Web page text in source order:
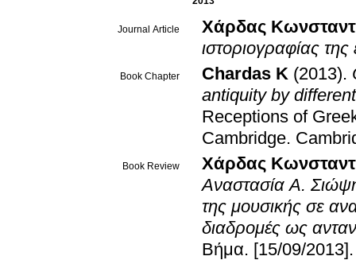
Journal Article
Χάρδας
ιστοριογραφίας
Book Chapter Chardas K (2013).
antiquity by
Receptions of
Cambridge.
Book Review
Χάρδας
Αναστασία Α.
της μουσικής σε
διαδρομές ως
Βήμα. [15/09/2013] .